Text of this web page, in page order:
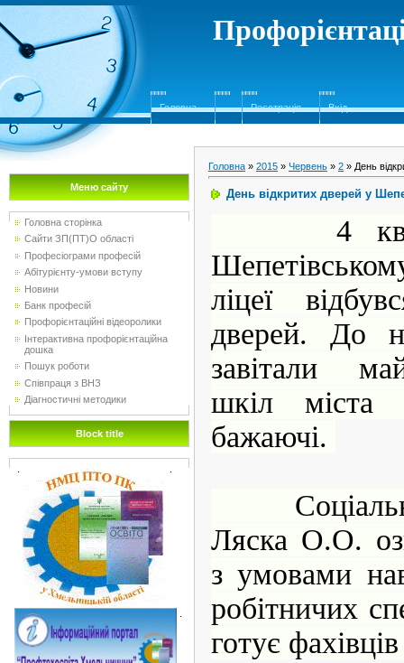
Головна Реєстрація Вхід
Меню сайту
Головна сторінка
Сайти ЗП(ПТ)О області
Професіограми професій
Абітурієнту-умови вступу
Новини
Банк професій
Профорієнтаційні відеоролики
Інтерактивна профорієнтаційна
дошка
Пошук роботи
Співпраця з ВНЗ
Діагностичні методики
Block title
Головна » 2015 » Червень » 2 » День
День відкритих дверей у
4
ліцеї
дверей. До
завітали
шкіл міста
бажаючі.
Ляска О.О.
з умовами
робітничих
готує